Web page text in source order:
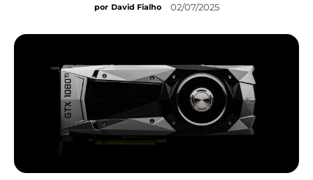
por David Fialho 02/07/2025